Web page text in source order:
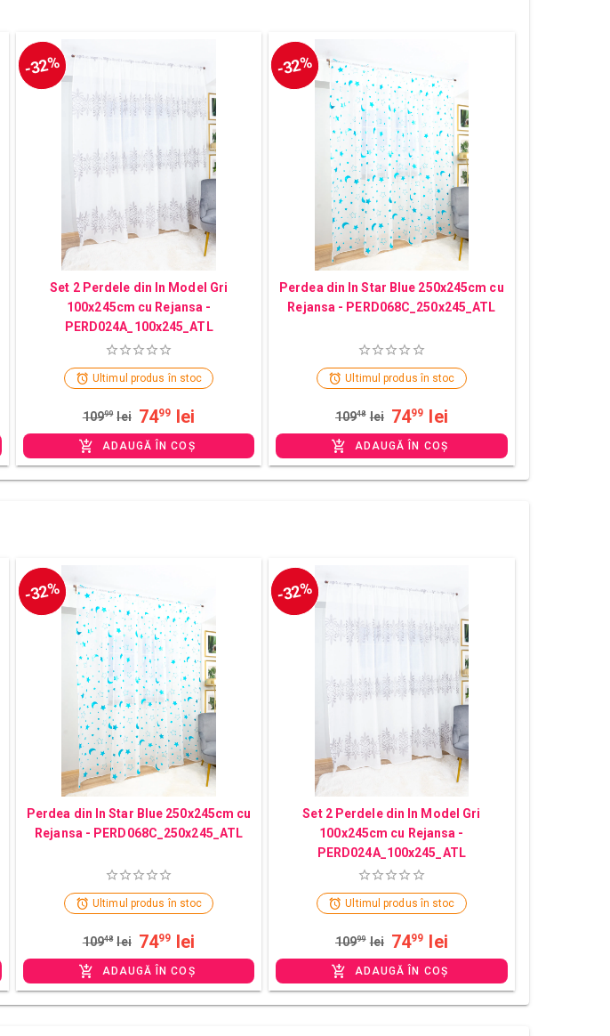
-32%
Set 2 Perdele din In Model Gri
100x245cm cu Rejansa -
PERD024A_100x245_ATL
Ultimul produs în stoc
10999 lei 7499 lei
ADAUGĂ ÎN COȘ
-32%
Perdea din In Star Blue 250x245cm cu
Rejansa - PERD068C_250x245_ATL
Ultimul produs în stoc
10948 lei 7499 lei
ADAUGĂ ÎN COȘ
-32%
Perdea din In Star Blue 250x245cm cu
Rejansa - PERD068C_250x245_ATL
Ultimul produs în stoc
10948 lei 7499 lei
ADAUGĂ ÎN COȘ
-32%
Set 2 Perdele din In Model Gri
100x245cm cu Rejansa -
PERD024A_100x245_ATL
Ultimul produs în stoc
10999 lei 7499 lei
ADAUGĂ ÎN COȘ